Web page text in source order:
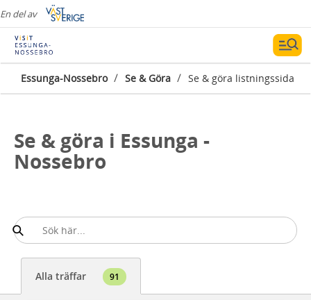
En del av
Essunga-Nossebro / Se & Göra / Se & göra listningssida
Se & göra i Essunga -
Nossebro
Alla träffar 91